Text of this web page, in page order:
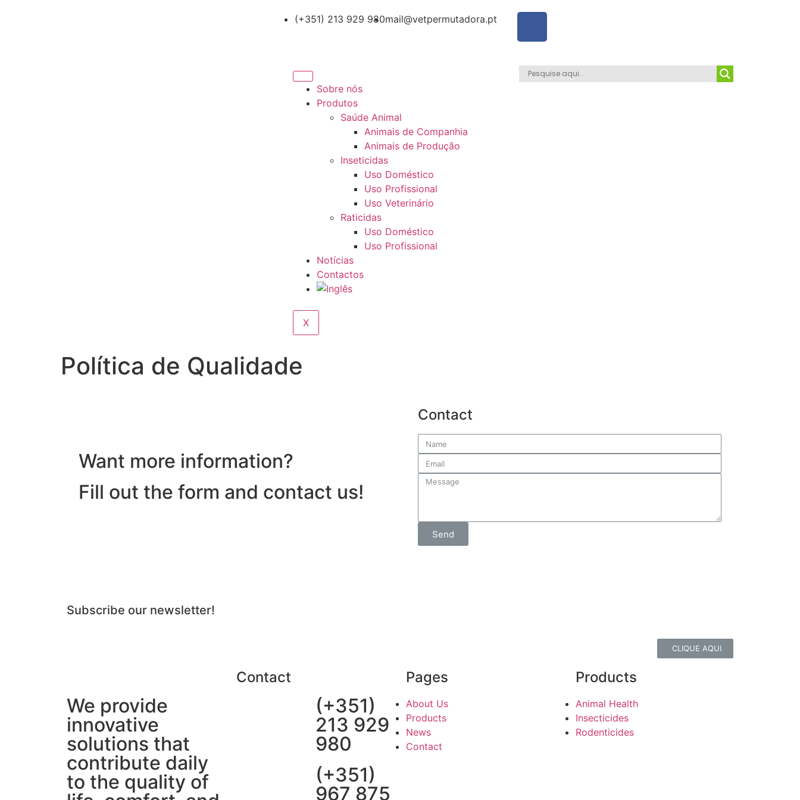
(+351) 213 929 980mail@vetpermutadora.pt
Sobre nós
Produtos
Saúde Animal
Animais de Companhia
Animais de Produção
Inseticidas
Uso Doméstico
Uso Profissional
Uso Veterinário
Raticidas
Uso Doméstico
Uso Profissional
Notícias
Contactos
X
Política de Qualidade
Want more information?
Fill out the form and contact us!
Contact
Send
Subscribe our newsletter!
CLIQUE AQUI
We provide
innovative
solutions that
contribute daily
to the quality of
Contact
(+351)
213 929
980
(+351)
967 875
Pages
About Us
Products
News
Contact
Products
Animal Health
Insecticides
Rodenticides